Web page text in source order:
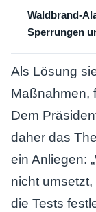
Waldbrand-
Sperrungen
Als Lösung
Maßnahmen,
Dem
daher das
ein Anliegen:
nicht
die Tests